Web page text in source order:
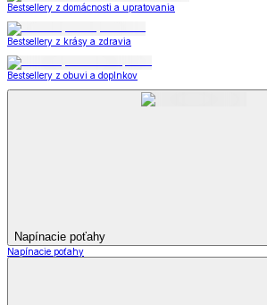
Bestsellery z domácnosti a upratovania
Bestsellery z krásy a zdravia
Bestsellery z obuvi a doplnkov
Napínacie poťahy
Napínacie poťahy